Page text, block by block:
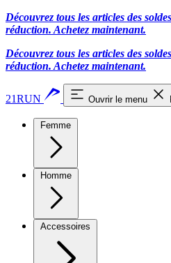
Découvrez tous les articles des
réduction. Achetez maintenant.
Découvrez tous les articles des
réduction. Achetez maintenant.
21RUN Ouvrir le menu
Femme
Homme
Accessoires